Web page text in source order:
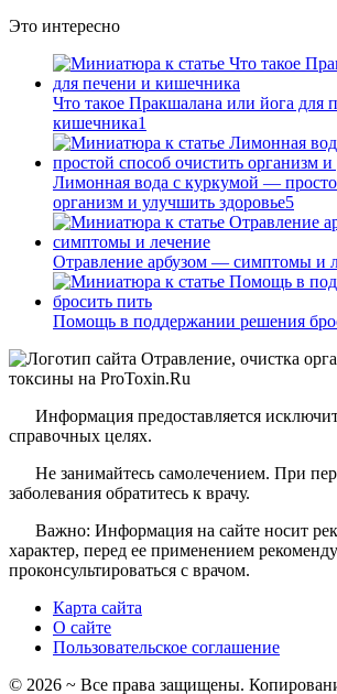
Это интересно
Что такое Пракшалана или йога для
кишечника1
Лимонная вода с куркумой —
организм и улучшить здоровье5
Отравление арбузом — симптомы и
Помощь в поддержании решения
Информация предоставляется
справочных целях.
Не занимайтесь самолечением. При
заболевания обратитесь к врачу.
Важно: Информация на сайте носит
характер, перед ее применением
проконсультироваться с врачом.
Карта сайта
О сайте
Пользовательское соглашение
© 2026 ~ Все права защищены.